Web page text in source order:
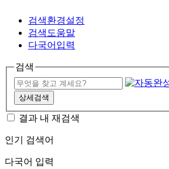
검색환경설정
검색도움말
다국어입력
검색
상세검색
결과 내 재검색
인기 검색어
다국어 입력